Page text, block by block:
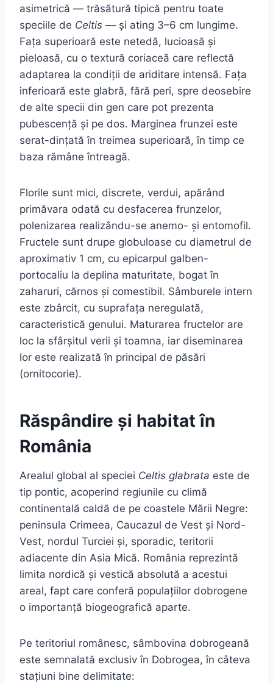
asimetrică — trăsătură tipică pentru toate
speciile de Celtis — și ating 3–6 cm lungime.
Fața superioară este netedă, lucioasă și
pieloasă, cu o textură coriaceă care reflectă
adaptarea la condiții de ariditare intensă. Fața
inferioară este glabră, fără peri, spre deosebire
de alte specii din gen care pot prezenta
pubescență și pe dos. Marginea frunzei este
serat-dințată în treimea superioară, în timp ce
baza rămâne întreagă.
Florile sunt mici, discrete, verdui, apărând
primăvara odată cu desfacerea frunzelor,
polenizarea realizându-se anemo- și entomofil.
Fructele sunt drupe globuloase cu diametrul de
aproximativ 1 cm, cu epicarpul galben-
portocaliu la deplina maturitate, bogat în
zaharuri, cărnos și comestibil. Sâmburele intern
este zbârcit, cu suprafața neregulată,
caracteristică genului. Maturarea fructelor are
loc la sfârșitul verii și toamna, iar diseminarea
lor este realizată în principal de păsări
(ornitocorie).
Răspândire și habitat în
România
Arealul global al speciei Celtis glabrata este de
tip pontic, acoperind regiunile cu climă
continentală caldă de pe coastele Mării Negre:
peninsula Crimeea, Caucazul de Vest și Nord-
Vest, nordul Turciei și, sporadic, teritorii
adiacente din Asia Mică. România reprezintă
limita nordică și vestică absolută a acestui
areal, fapt care conferă populațiilor dobrogene
o importanță biogeografică aparte.
Pe teritoriul românesc, sâmbovina dobrogeană
este semnalată exclusiv în Dobrogea, în câteva
stațiuni bine delimitate: